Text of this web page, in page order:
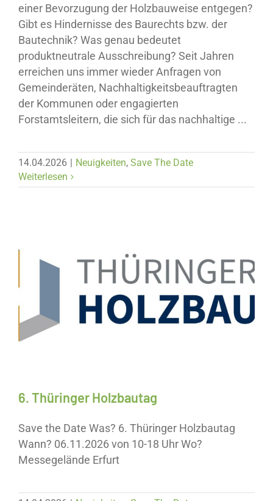
einer Bevorzugung der Holzbauweise entgegen?
Gibt es Hindernisse des Baurechts bzw. der
Bautechnik? Was genau bedeutet
produktneutrale Ausschreibung? Seit Jahren
erreichen uns immer wieder Anfragen von
Gemeinderäten, Nachhaltigkeitsbeauftragten
der Kommunen oder engagierten
Forstamtsleitern, die sich für das nachhaltige ...
14.04.2026 Neuigkeiten, Save The Date
Weiterlesen
Neuigkeiten Save The Date
6. Thüringer Holzbautag
Save the Date Was? 6. Thüringer Holzbautag
Wann? 06.11.2026 von 10-18 Uhr Wo?
Messegelände Erfurt